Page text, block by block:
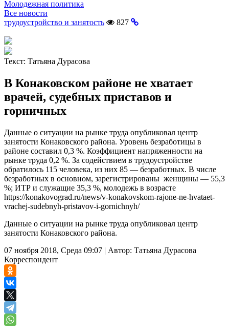
Молодежная политика
Все новости
трудоустройство и занятость
827
Текст: Татьяна Дурасова
В Конаковском районе не хватает
врачей, судебных приставов и
горничных
Данные о ситуации на рынке труда опубликовал центр
занятости Конаковского района. Уровень безработицы в
районе составил 0,3 %. Коэффициент напряженности на
рынке труда 0,2 %. За содействием в трудоустройстве
обратилось 115 человека, из них 85 — безработных. В числе
безработных в основном, зарегистрированы женщины — 55,3
%; ИТР и служащие 35,3 %, молодежь в возрасте
https://konakovograd.ru/news/v-konakovskom-rajone-ne-hvataet-
vrachej-sudebnyh-pristavov-i-gornichnyh/
Данные о ситуации на рынке труда опубликовал центр
занятости Конаковского района.
07 ноября 2018, Среда 09:07 | Автор: Татьяна Дурасова
Корреспондент